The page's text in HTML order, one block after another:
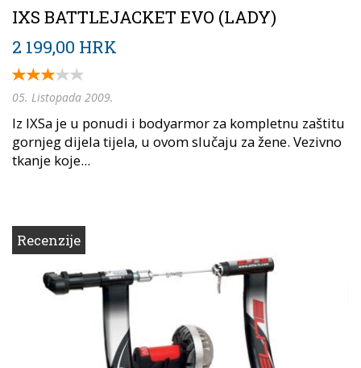
IXS BATTLEJACKET EVO (LADY)
2 199,00 HRK
05. Listopada 2009.
Iz IXSa je u ponudi i bodyarmor za kompletnu zaštitu
gornjeg dijela tijela, u ovom slučaju za žene. Vezivno
tkanje koje...
Recenzije